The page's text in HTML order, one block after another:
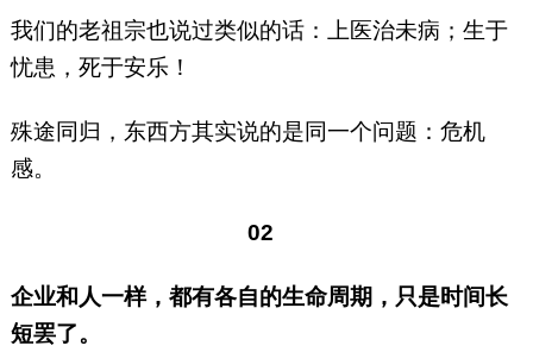
我们的老祖宗也说过类似的话：上医治未病；生于
忧患，死于安乐！
殊途同归，东西方其实说的是同一个问题：危机
感。
02
企业和人一样，都有各自的生命周期，只是时间长
短罢了。